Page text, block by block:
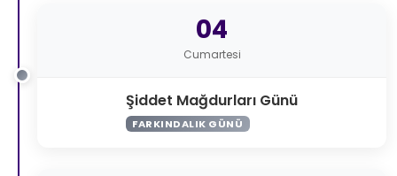
04
Cumartesi
Şiddet Mağdurları Günü
FARKINDALIK GÜNÜ